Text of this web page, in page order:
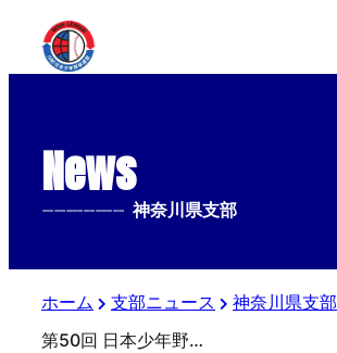
News
-------------- 神奈川県支部
ホーム 支部ニュース
神奈川県支部
第50回 日本少年野球 関東大会神奈川県央支部予選